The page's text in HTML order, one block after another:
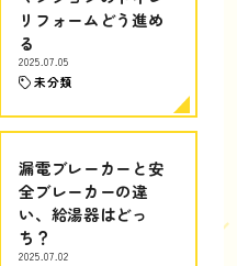
リフォームどう進め
る
2025.07.05
未分類
漏電ブレーカーと安
全ブレーカーの違
い、給湯器はどっ
ち？
2025.07.02